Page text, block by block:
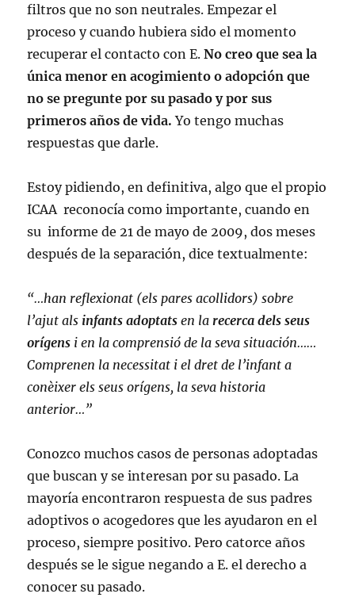
filtros que no son neutrales. Empezar el
proceso y cuando hubiera sido el momento
recuperar el contacto con E.No creo que sea la
única menor en acogimiento o adopción que
no se pregunte por su pasado y por sus
primeros años de vida.Yo tengo muchas
respuestas que darle.
Estoy pidiendo, en definitiva, algo que el propio
ICAA reconocía como importante, cuando en
su informe de 21 de mayo de 2009, dos meses
después de la separación, dice textualmente:
“…han reflexionat (els pares acollidors) sobre
l’ajut als infants adoptats en larecerca dels seus
orígens i en la comprensió de la seva situación……
Comprenen la necessitat i el dret de l’infant a
conèixer els seus orígens, la seva historia
anterior…”
Conozco muchos casos de personas adoptadas
que buscan y se interesan por su pasado. La
mayoría encontraron respuesta de sus padres
adoptivos o acogedores que les ayudaron en el
proceso, siempre positivo. Pero catorce años
después se le sigue negando a E. el derecho a
conocer su pasado.